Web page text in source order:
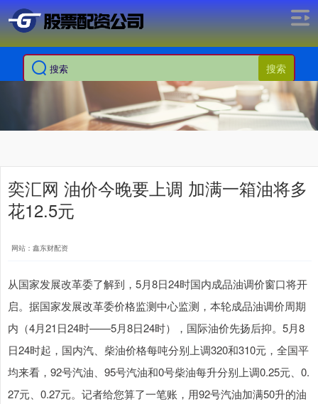
搜索
奕汇网 油价今晚要上调 加满一箱油将多
花12.5元
网站：鑫东财配资
从国家发展改革委了解到，5月8日24时国内成品油调价窗口将开
启。据国家发展改革委价格监测中心监测，本轮成品油调价周期
内（4月21日24时——5月8日24时），国际油价先扬后抑。5月8
日24时起，国内汽、柴油价格每吨分别上调320和310元，全国平
均来看，92号汽油、95号汽油和0号柴油每升分别上调0.25元、0.
27元、0.27元。记者给您算了一笔账，用92号汽油加满50升的油